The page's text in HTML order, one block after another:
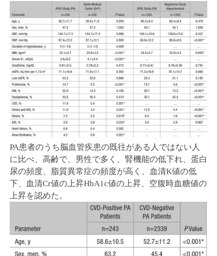
PA患者のうち脳血管疾患の既往がある人ではない人
に比べ、高齢で、男性で多く、腎機能の低下れ、蛋白
尿の頻度、脂質異常症の頻度が高く、血清K値の低
下、血清Cr値の上昇HbA1c値の上昇、空腹時血糖値の
上昇を認めた。